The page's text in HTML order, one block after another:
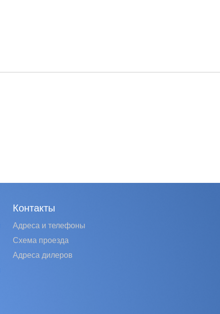
Контакты
Адреса и телефоны
Схема проезда
Адреса дилеров